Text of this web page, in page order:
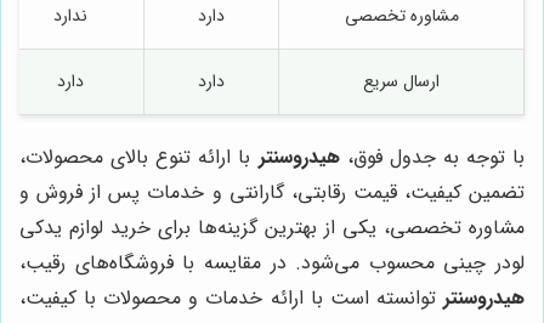
مشاوره تخصصی دارد ندارد
ارسال سریع دارد دارد
با توجه به جدول فوق،هیدروسنتر با ارائه تنوع بالای محصولات،
تضمین کیفیت، قیمت رقابتی، گارانتی و خدمات پس از فروش و
مشاوره تخصصی، یکی از بهترین گزینه‌ها برای خرید لوازم یدکی
لودر چینی محسوب می‌شود. در مقایسه با فروشگاه‌های رقیب،
هیدروسنتر توانسته است با ارائه خدمات و محصولات با کیفیت،